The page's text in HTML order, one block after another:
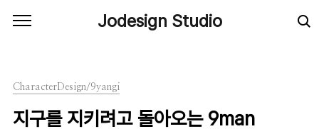
Jodesign Studio
CharacterDesign/9yangi
지구를 지키려고 돌아오는 9man